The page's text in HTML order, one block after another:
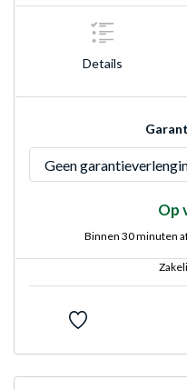
Details
Op
Binnen 30 minuten